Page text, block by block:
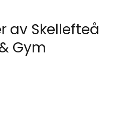
av Skellefteå
Gym